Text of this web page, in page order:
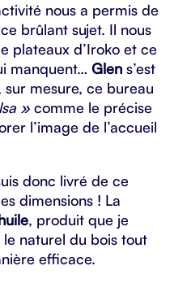
nous a permis de
brûlant sujet. Il nous
plateaux d’Iroko et ce
manquent… Glen s’est
mesure, ce bureau
» comme le précise
l’image de l’accueil
donc livré de ce
dimensions ! La
, produit que je
naturel du bois tout
efficace.